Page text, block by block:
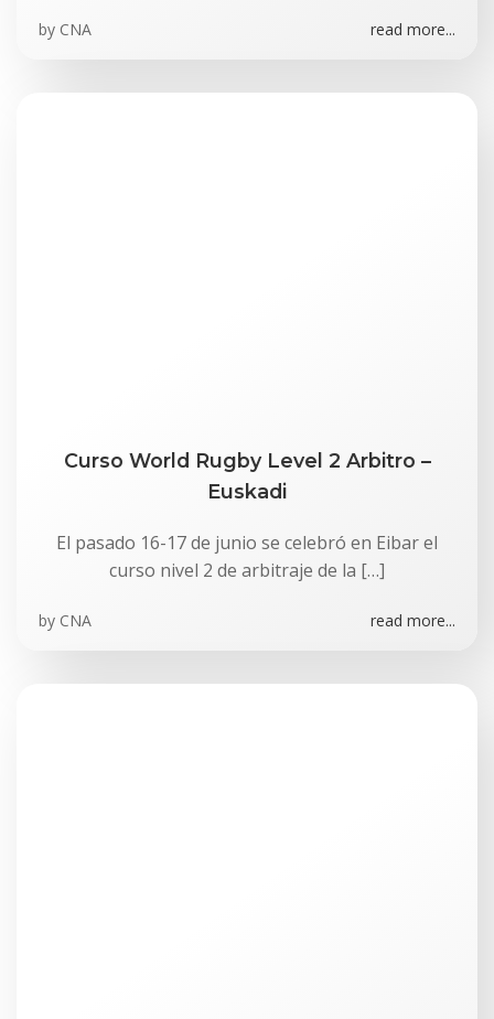
by CNA read more...
Curso World Rugby Level 2 Arbitro –
Euskadi
El pasado 16-17 de junio se celebró en Eibar el
curso nivel 2 de arbitraje de la […]
by CNA read more...